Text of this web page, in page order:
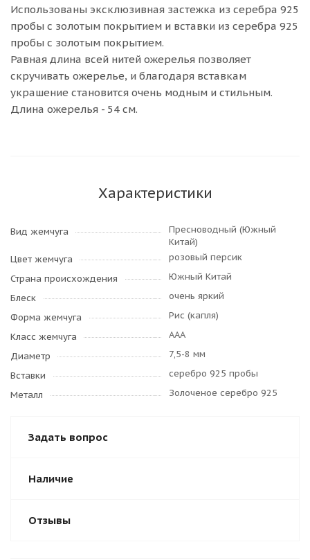
Использованы эксклюзивная застежка из серебра 925
пробы с золотым покрытием и вставки из серебра 925
пробы с золотым покрытием.
Равная длина всей нитей ожерелья позволяет
скручивать ожерелье, и благодаря вставкам
украшение становится очень модным и стильным.
Длина ожерелья - 54 см.
Характеристики
Вид жемчуга
Пресноводный (Южный
Китай)
Цвет жемчуга
розовый персик
Страна происхождения
Южный Китай
Блеск
очень яркий
Форма жемчуга
Рис (капля)
Класс жемчуга
AAA
Диаметр
7,5-8 мм
Вставки
серебро 925 пробы
Металл
Золоченое серебро 925
Задать вопрос
Наличие
Отзывы